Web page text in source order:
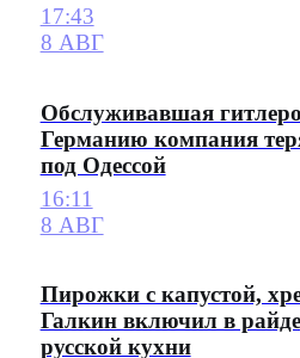
17:43
8 АВГ
Обслуживавшая
Германию компания
под Одессой
16:11
8 АВГ
Пирожки с капустой,
Галкин включил в
русской кухни